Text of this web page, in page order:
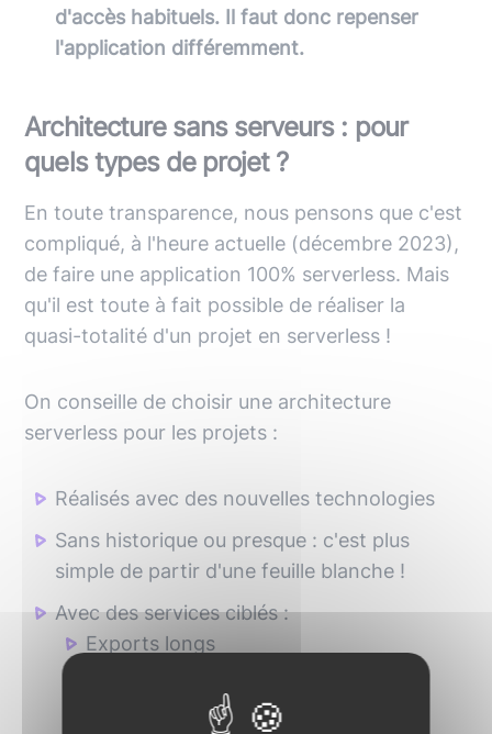
d'accès habituels. Il faut donc repenser
l'application différemment.
Architecture sans serveurs : pour
quels types de projet ?
En toute transparence, nous pensons que c'est
compliqué, à l'heure actuelle (décembre 2023),
de faire une application 100% serverless. Mais
qu'il est toute à fait possible de réaliser la
quasi-totalité d'un projet en serverless !
On conseille de choisir une architecture
serverless pour les projets :
Réalisés avec des nouvelles technologies
Sans historique ou presque : c'est plus
simple de partir d'une feuille blanche !
Avec des services ciblés :
Exports longs
Traitements asynchrones